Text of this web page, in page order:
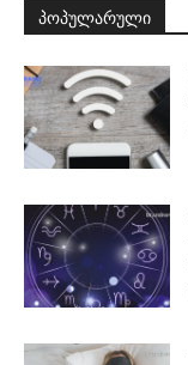
ᲞᲝᲞᲣᲚᲐᲠᲣᲚᲘ